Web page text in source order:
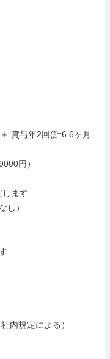
賞与年2回(計6.6ヶ月
円）
ます
し）
内規定による）